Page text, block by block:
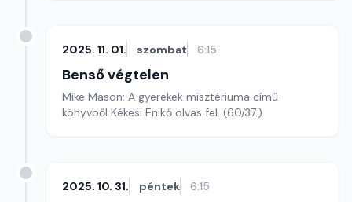
2025. 11. 01. szombat 6:15
Benső végtelen
Mike Mason: A gyerekek misztériuma című
könyvből Kékesi Enikő olvas fel. (60/37.)
2025. 10. 31. péntek 6:15